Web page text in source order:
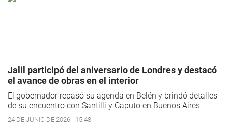
Jalil participó del aniversario de Londres y destacó
el avance de obras en el interior
El gobernador repasó su agenda en Belén y brindó detalles
de su encuentro con Santilli y Caputo en Buenos Aires.
24 DE JUNIO DE 2026 - 15:48